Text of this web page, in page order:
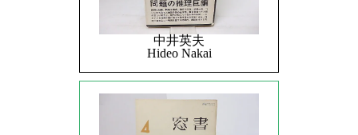
中井英夫
Hideo Nakai